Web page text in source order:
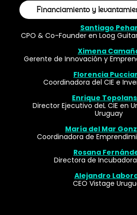
Financiamiento y
Santiago Pehar
CPO & Co-Founder en Loog
Ximena
Gerente de Innovación y
Florencia
Coordinadora del CIE e
Enrique
Director Ejecutivo deL CIE en
Uruguay
María del Mar
Coordinadora de
Rosana
Directora de
Alejandro
CEO Vistage